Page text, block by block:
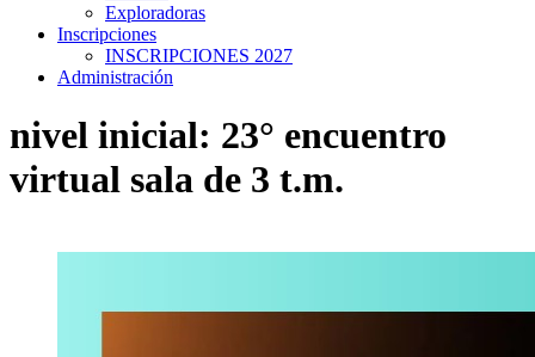
Exploradoras
Inscripciones
INSCRIPCIONES 2027
Administración
nivel inicial: 23° encuentro
virtual sala de 3 t.m.